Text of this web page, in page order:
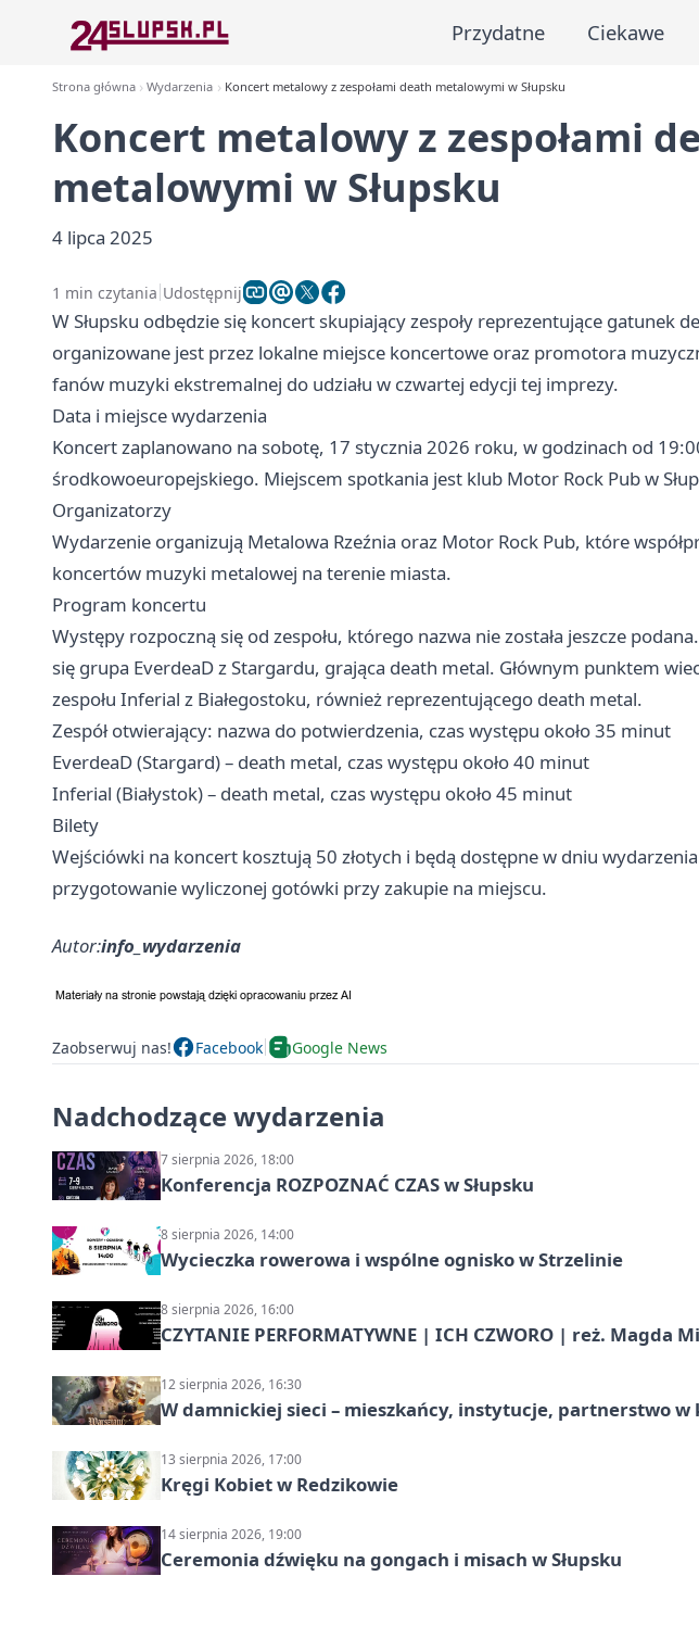
Przydatne Ciekawe
Strona główna Wydarzenia Koncert metalowy z zespołami death metalowymi w Słupsku
Koncert metalowy z zespołami
metalowymi w Słupsku
4 lipca 2025
1 min czytania Udostępnij
W Słupsku odbędzie się koncert skupiający zespoły reprezentujące gatunek
organizowane jest przez lokalne miejsce koncertowe oraz promotora
fanów muzyki ekstremalnej do udziału w czwartej edycji tej imprezy.
Data i miejsce wydarzenia
Koncert zaplanowano na sobotę, 17 stycznia 2026 roku, w godzinach od
środkowoeuropejskiego. Miejscem spotkania jest klub Motor Rock Pub w
Organizatorzy
Wydarzenie organizują Metalowa Rzeźnia oraz Motor Rock Pub, które
koncertów muzyki metalowej na terenie miasta.
Program koncertu
Występy rozpoczną się od zespołu, którego nazwa nie została jeszcze
się grupa EverdeaD z Stargardu, grająca death metal. Głównym punktem
zespołu Inferial z Białegostoku, również reprezentującego death metal.
Zespół otwierający: nazwa do potwierdzenia, czas występu około 35 minut
EverdeaD (Stargard) – death metal, czas występu około 40 minut
Inferial (Białystok) – death metal, czas występu około 45 minut
Bilety
Wejściówki na koncert kosztują 50 złotych i będą dostępne w dniu
przygotowanie wyliczonej gotówki przy zakupie na miejscu.
Autor:info_wydarzenia
Zaobserwuj nas! Facebook Google News
Nadchodzące wydarzenia
7 sierpnia 2026, 18:00
Konferencja ROZPOZNAĆ CZAS w Słupsku
8 sierpnia 2026, 14:00
Wycieczka rowerowa i wspólne ognisko w Strzelinie
8 sierpnia 2026, 16:00
CZYTANIE PERFORMATYWNE | ICH CZWORO | reż. Magda
12 sierpnia 2026, 16:30
W damnickiej sieci – mieszkańcy, instytucje, partnerstwo
13 sierpnia 2026, 17:00
Kręgi Kobiet w Redzikowie
14 sierpnia 2026, 19:00
Ceremonia dźwięku na gongach i misach w Słupsku